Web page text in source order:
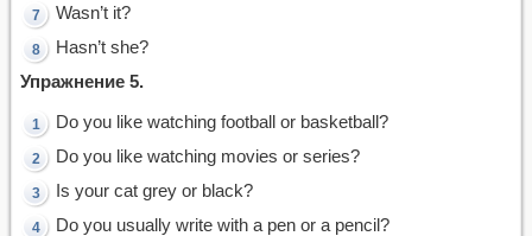
Wasn’t it?
Hasn’t she?
Упражнение 5.
Do you like watching football or basketball?
Do you like watching movies or series?
Is your cat grey or black?
Do you usually write with a pen or a pencil?